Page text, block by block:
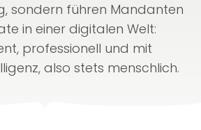
sondern führen Mandanten
in einer digitalen Welt:
professionell und mit
also stets menschlich.